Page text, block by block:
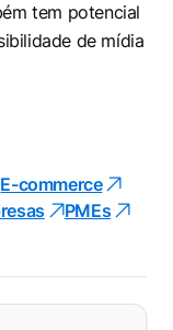
tem potencial
de mídia
E-commerce
PMEs